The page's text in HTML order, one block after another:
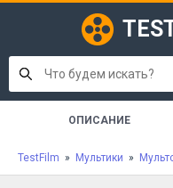
ОПИСАНИЕ
TestFilm » Мультики »